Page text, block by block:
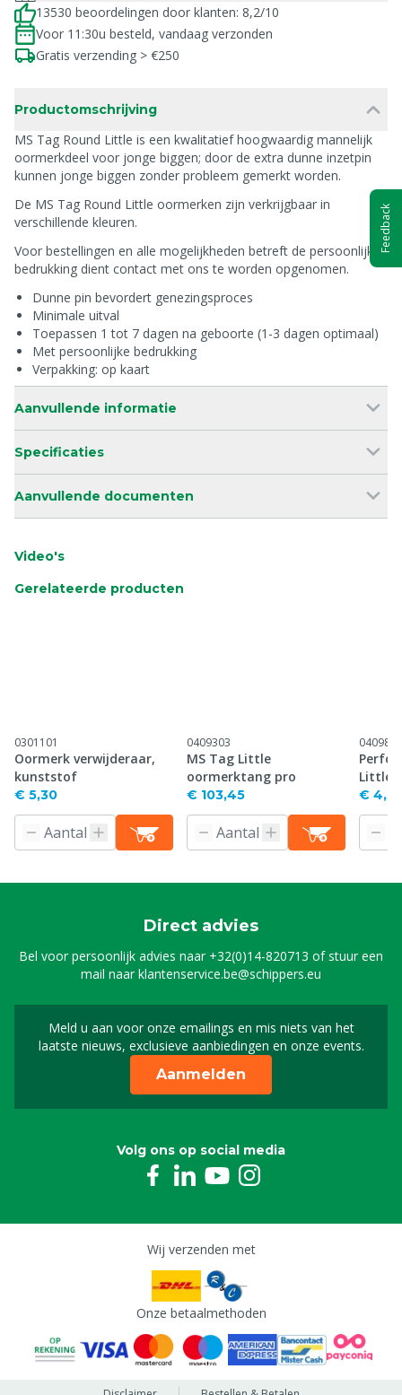
13530 beoordelingen door klanten: 8,2/10
Voor 11:30u besteld, vandaag verzonden
Gratis verzending > €250
Productomschrijving
MS Tag Round Little is een kwalitatief hoogwaardig mannelijk
oormerkdeel voor jonge biggen; door de extra dunne inzetpin
kunnen jonge biggen zonder probleem gemerkt worden.
De MS Tag Round Little oormerken zijn verkrijgbaar in
verschillende kleuren.
Voor bestellingen en alle mogelijkheden betreft de persoonlijke
bedrukking dient contact met ons te worden opgenomen.
Dunne pin bevordert genezingsproces
Minimale uitval
Toepassen 1 tot 7 dagen na geboorte (1-3 dagen optimaal)
Met persoonlijke bedrukking
Verpakking: op kaart
Aanvullende informatie
Specificaties
Aanvullende documenten
Video's
Gerelateerde producten
0301101
Oormerk verwijderaar,
kunststof
€ 5,30
0409303
MS Tag Little
oormerktang pro
€ 103,45
0409834
Little
€
Direct advies
Bel voor persoonlijk advies naar +32(0)14-820713 of stuur een
mail naarklantenservice.be@schippers.eu
Meld u aan voor onze emailings en mis niets van het
laatste nieuws, exclusieve aanbiedingen en onze events.
Meld u aan voor onze
Aanmelden
Volg ons op social media
Wij verzenden met
Onze betaalmethoden
Feedback